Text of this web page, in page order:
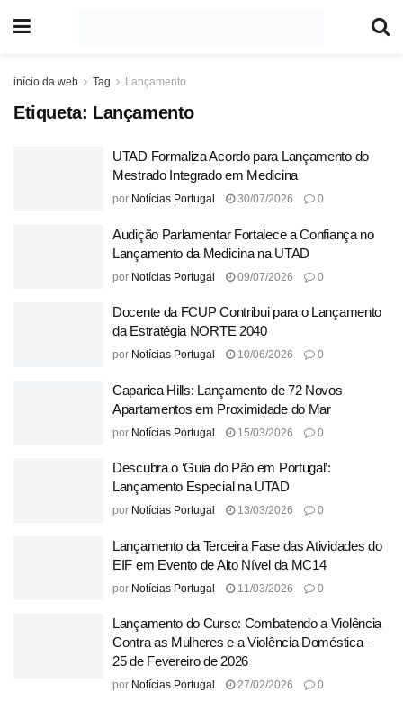
início da web Tag Lançamento
Etiqueta: Lançamento
UTAD Formaliza Acordo para Lançamento do
Mestrado Integrado em Medicina
por Notícias Portugal 30/07/2026 0
Audição Parlamentar Fortalece a Confiança no
Lançamento da Medicina na UTAD
por Notícias Portugal 09/07/2026 0
Docente da FCUP Contribui para o Lançamento
da Estratégia NORTE 2040
por Notícias Portugal 10/06/2026 0
Caparica Hills: Lançamento de 72 Novos
Apartamentos em Proximidade do Mar
por Notícias Portugal 15/03/2026 0
Descubra o ‘Guia do Pão em Portugal’:
Lançamento Especial na UTAD
por Notícias Portugal 13/03/2026 0
Lançamento da Terceira Fase das Atividades do
EIF em Evento de Alto Nível da MC14
por Notícias Portugal 11/03/2026 0
Lançamento do Curso: Combatendo a Violência
Contra as Mulheres e a Violência Doméstica –
25 de Fevereiro de 2026
por Notícias Portugal 27/02/2026 0